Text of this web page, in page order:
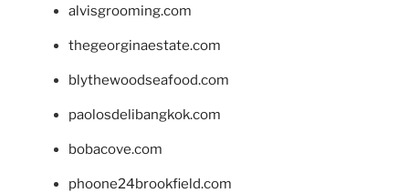
alvisgrooming.com
thegeorginaestate.com
blythewoodseafood.com
paolosdelibangkok.com
bobacove.com
phoone24brookfield.com